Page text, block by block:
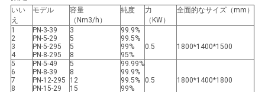
だ
さ
い
いい
え
モデル
容量
（Nm3/h）
純度
力
（KW）
全面的なサイズ（mm）
1
2
3
4
PN-3-39
PN-5-29
PN-5-295
PN-8-295
3
5
5
8
99.9%
99.5%
99%
95%
0.5 1800*1400*1500
5
6
7
8
PN-5-49
PN-8-39
PN-12-295
PN-15-29
5
8
12
15
99.99%
99.9%
99.5%
99%
0.5 1800*1400*1800